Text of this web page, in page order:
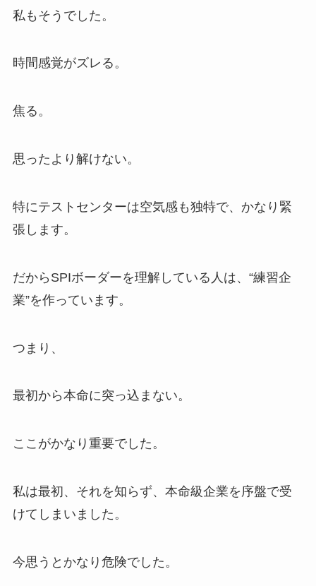
私もそうでした。
時間感覚がズレる。
焦る。
思ったより解けない。
特にテストセンターは空気感も独特で、かなり緊
張します。
だからSPIボーダーを理解している人は、“練習企
業”を作っています。
つまり、
最初から本命に突っ込まない。
ここがかなり重要でした。
私は最初、それを知らず、本命級企業を序盤で受
けてしまいました。
今思うとかなり危険でした。